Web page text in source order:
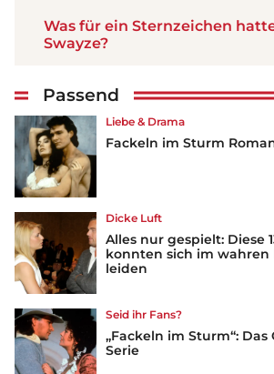
Was für ein Sternzeichen
Swayze?
Passend
Liebe & Drama
Fackeln im Sturm
Dicke Luft
Alles nur gespielt: Diese
konnten sich im wahren
leiden
Seid ihr Fans?
„Fackeln im Sturm“: Das
Serie